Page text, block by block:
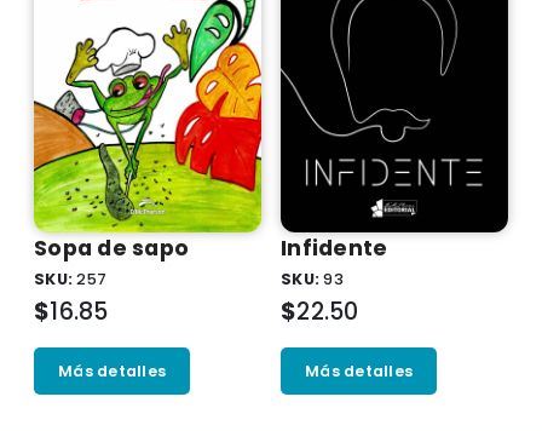
Sopa de sapo
SKU:257
$16.85
Más detalles
Infidente
SKU:93
$22.50
Más detalles